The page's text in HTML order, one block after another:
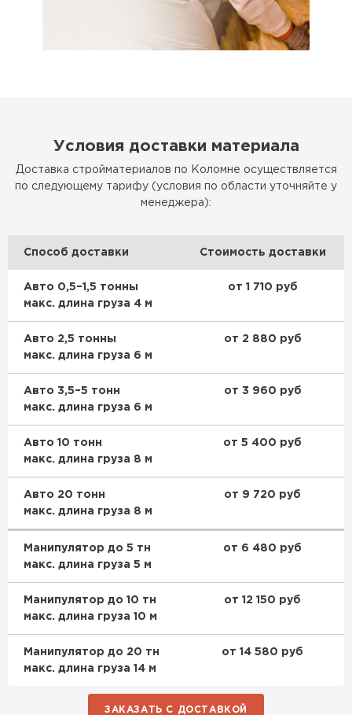
Условия доставки материала
Доставка стройматериалов по Коломне осуществляется
по следующему тарифу (условия по области уточняйте у
менеджера):
Способ доставки Стоимость доставки
Авто 0,5–1,5 тонны
макс. длина груза 4 м
от 1 710 руб
Авто 2,5 тонны
макс. длина груза 6 м
от 2 880 руб
Авто 3,5–5 тонн
макс. длина груза 6 м
от 3 960 руб
Авто 10 тонн
макс. длина груза 8 м
от 5 400 руб
Авто 20 тонн
макс. длина груза 8 м
от 9 720 руб
Манипулятор до 5 тн
макс. длина груза 5 м
от 6 480 руб
Манипулятор до 10 тн
макс. длина груза 10 м
от 12 150 руб
Манипулятор до 20 тн
макс. длина груза 14 м
от 14 580 руб
ЗАКАЗАТЬ С ДОСТАВКОЙ